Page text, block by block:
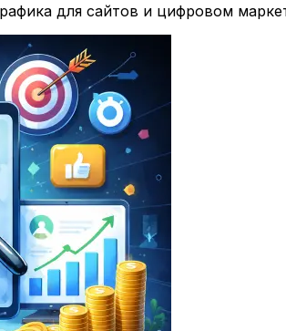
для сайтов и цифровом